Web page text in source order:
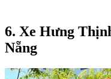
6. Xe Hưng
Nẵng